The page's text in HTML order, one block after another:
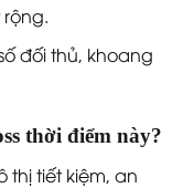
đối thủ, khoang
thời điểm này?
thị tiết kiệm, an